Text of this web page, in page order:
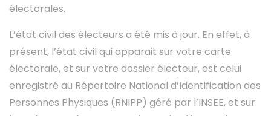
électorales.
L’état civil des électeurs a été mis à jour. En effet, à
présent, l’état civil qui apparait sur votre carte
électorale, et sur votre dossier électeur, est celui
enregistré au Répertoire National d’Identification des
Personnes Physiques (RNIPP) géré par l’INSEE, et sur